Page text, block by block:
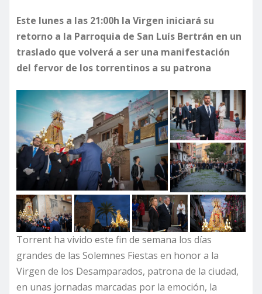
Este lunes a las 21:00h la Virgen iniciará su
retorno a la Parroquia de San Luís Bertrán en un
traslado que volverá a ser una manifestación
del fervor de los torrentinos a su patrona
Torrent ha vivido este fin de semana los días
grandes de las Solemnes Fiestas en honor a la
Virgen de los Desamparados, patrona de la ciudad,
en unas jornadas marcadas por la emoción, la